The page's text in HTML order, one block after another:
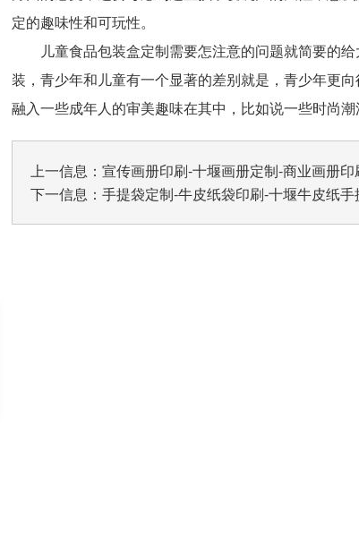
定的趣味性和可玩性。
儿童食品包装盒定制需要怎注意的问题就简要的给
装，青少年和儿童有一个显著的差别就是，青少年更
融入一些成年人的审美趣味在其中，比如说一些时尚
上一信息： 宣传画册印刷-十堰画册定制-商业画册印
下一信息： 手提袋定制-牛皮纸袋印刷-十堰牛皮纸手